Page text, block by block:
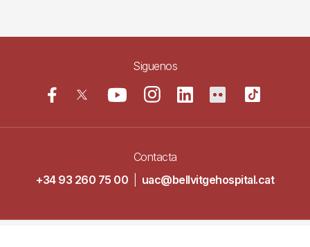
Siguenos
Contacta
+34 93 260 75 00
uac@bellvitgehospital.cat